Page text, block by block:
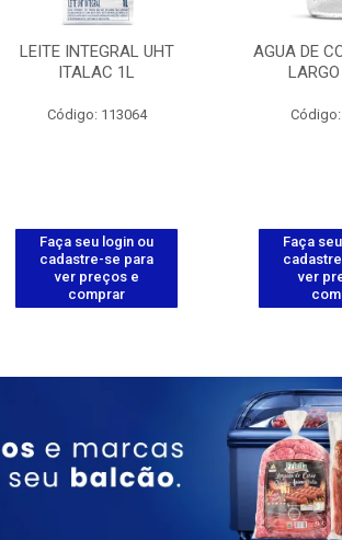
LEITE INTEGRAL UHT
ITALAC 1L
Código: 113064
Faça seu login ou
cadastre-se para
ver preços e
comprar
AGUA DE
Código:
Faça
ver